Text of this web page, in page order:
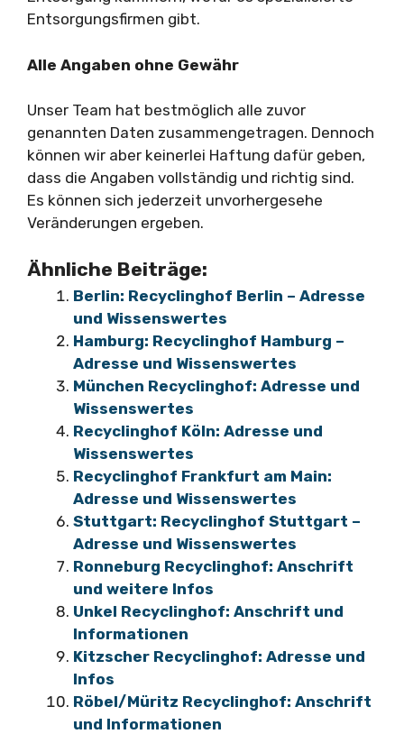
Entsorgungsfirmen gibt.
Alle Angaben ohne Gewähr
Unser Team hat bestmöglich alle zuvor
genannten Daten zusammengetragen. Dennoch
können wir aber keinerlei Haftung dafür geben,
dass die Angaben vollständig und richtig sind.
Es können sich jederzeit unvorhergesehe
Veränderungen ergeben.
Ähnliche Beiträge:
Berlin: Recyclinghof Berlin – Adresse
und Wissenswertes
Hamburg: Recyclinghof Hamburg –
Adresse und Wissenswertes
München Recyclinghof: Adresse und
Wissenswertes
Recyclinghof Köln: Adresse und
Wissenswertes
Recyclinghof Frankfurt am Main:
Adresse und Wissenswertes
Stuttgart: Recyclinghof Stuttgart –
Adresse und Wissenswertes
Ronneburg Recyclinghof: Anschrift
und weitere Infos
Unkel Recyclinghof: Anschrift und
Informationen
Kitzscher Recyclinghof: Adresse und
Infos
Röbel/Müritz Recyclinghof: Anschrift
und Informationen